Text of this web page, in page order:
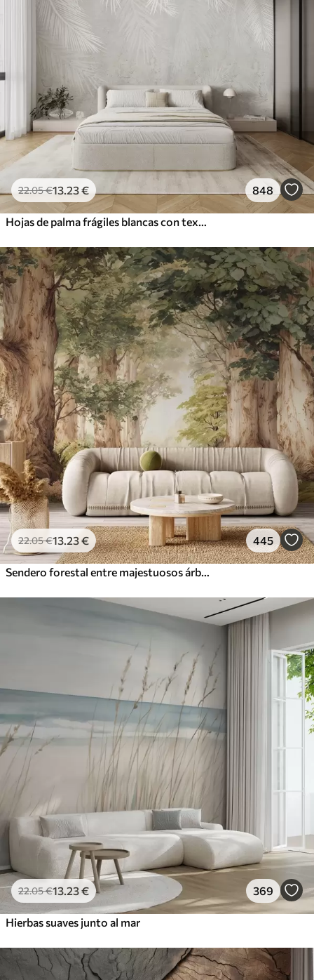
22.05€13.23€ 848
Hojas de palma frágiles blancas con textura grunge
22.05€13.23€ 445
Sendero forestal entre majestuosos árboles en estilo acuarela
22.05€13.23€ 369
Hierbas suaves junto al mar